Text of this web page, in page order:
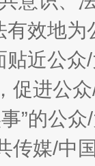
效地
近公
促进公
”的公
传媒/中